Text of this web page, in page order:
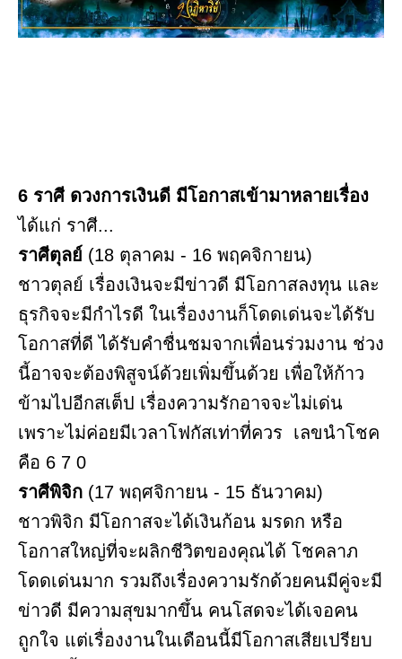
6 ราศี ดวงการเงินดี มีโอกาสเข้ามาหลายเรื่อง
ได้แก่ ราศี...
ราศีตุลย์ (18 ตุลาคม - 16 พฤคจิกายน)
ชาวตุลย์ เรื่องเงินจะมีข่าวดี มีโอกาสลงทุน และ
ธุรกิจจะมีกำไรดี ในเรื่องงานก็โดดเด่นจะได้รับ
โอกาสที่ดี ได้รับคำชื่นชมจากเพื่อนร่วมงาน ช่วง
นี้อาจจะต้องพิสูจน์ด้วยเพิ่มขึ้นด้วย เพื่อให้ก้าว
ข้ามไปอีกสเต็ป เรื่องความรักอาจจะไม่เด่น
เพราะไม่ค่อยมีเวลาโฟกัสเท่าที่ควร เลขนำโชค
คือ 6 7 0
ราศีพิจิก (17 พฤศจิกายน - 15 ธันวาคม)
ชาวพิจิก มีโอกาสจะได้เงินก้อน มรดก หรือ
โอกาสใหญ่ที่จะผลิกชีวิตของคุณได้ โชคลาภ
โดดเด่นมาก รวมถึงเรื่องความรักด้วยคนมีคู่จะมี
ข่าวดี มีความสุขมากขึ้น คนโสดจะได้เจอคน
ถูกใจ แต่เรื่องงานในเดือนนี้มีโอกาสเสียเปรียบ